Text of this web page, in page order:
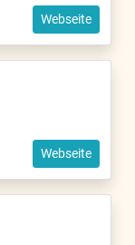
Webseite
Webseite